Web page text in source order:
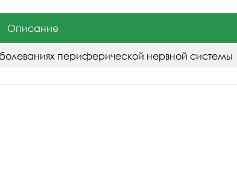
Описание
периферической нервной системы